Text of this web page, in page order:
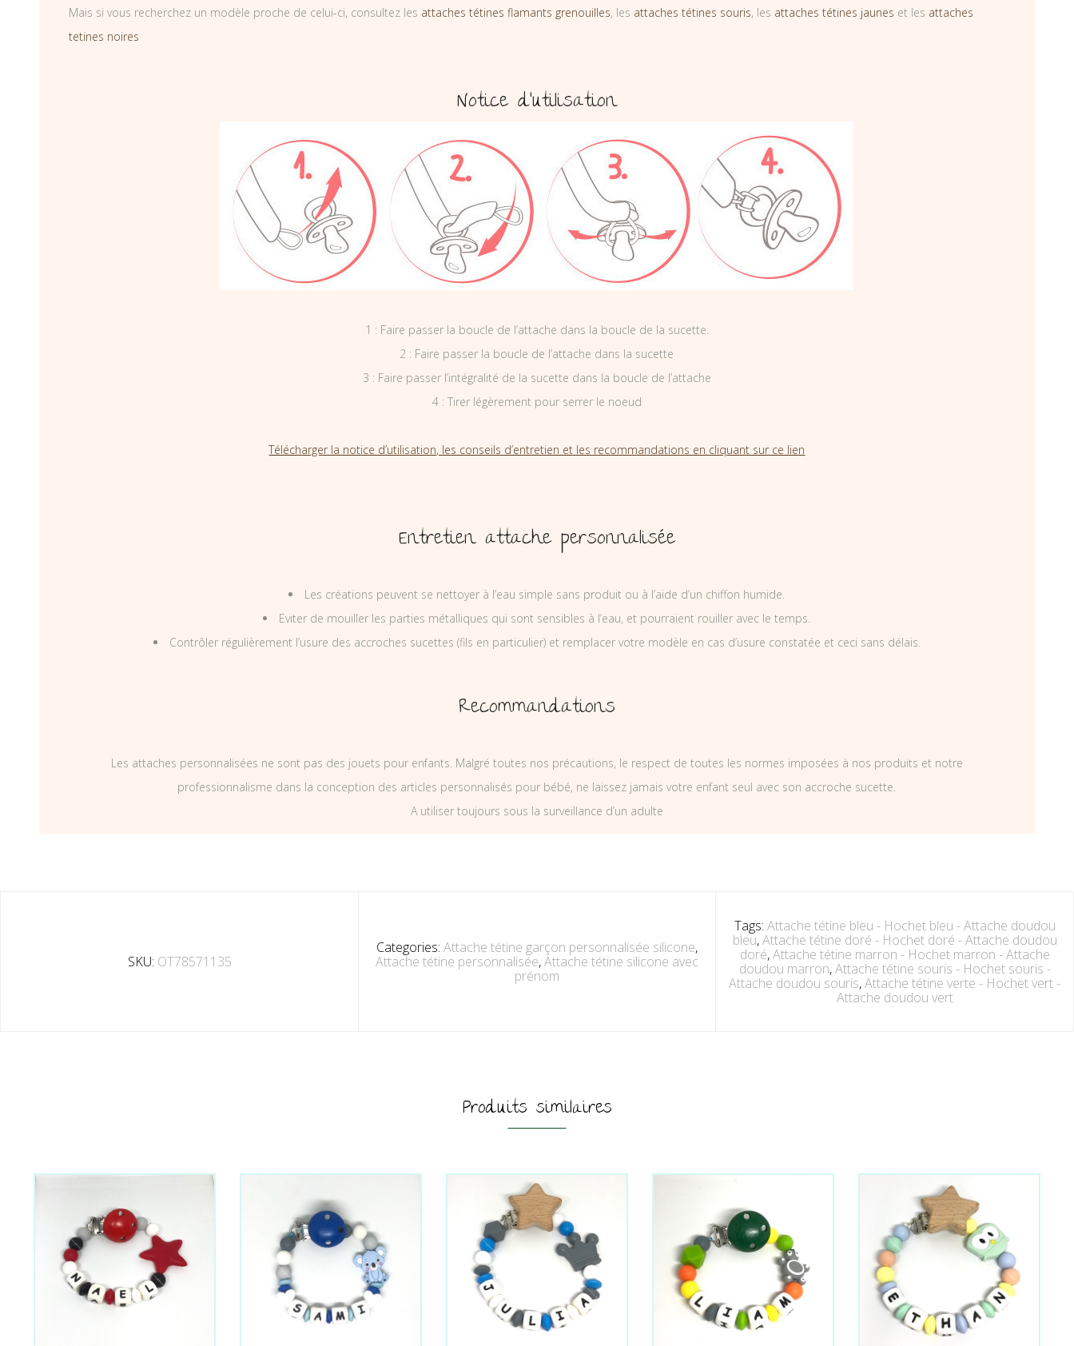
Mais si vous recherchez un modèle proche de celui-ci, consultez les attaches tétines flamants grenouilles, les attaches tétines souris, les attaches tétines jaunes et les attaches
tetines noires
Notice d’utilisation
1 : Faire passer la boucle de l’attache dans la boucle de la sucette.
2 : Faire passer la boucle de l’attache dans la sucette
3 : Faire passer l’intégralité de la sucette dans la boucle de l’attache
4 : Tirer légèrement pour serrer le noeud
Télécharger la notice d’utilisation, les conseils d’entretien et les recommandations en cliquant sur ce lien
Entretien attache personnalisée
Les créations peuvent se nettoyer à l’eau simple sans produit ou à l’aide d’un chiffon humide.
Eviter de mouiller les parties métalliques qui sont sensibles à l’eau, et pourraient rouiller avec le temps.
Contrôler régulièrement l’usure des accroches sucettes (fils en particulier) et remplacer votre modèle en cas d’usure constatée et ceci sans délais.
Recommandations
Les attaches personnalisées ne sont pas des jouets pour enfants. Malgré toutes nos précautions, le respect de toutes les normes imposées à nos produits et notre
professionnalisme dans la conception des articles personnalisés pour bébé, ne laissez jamais votre enfant seul avec son accroche sucette.
A utiliser toujours sous la surveillance d’un adulte
SKU: OT78571135
Categories: Attache tétine garçon personnalisée silicone,
Attache tétine personnalisée,Attache tétine silicone avec
prénom
Tags: Attache tétine bleu - Hochet bleu - Attache doudou
bleu,Attache tétine doré - Hochet doré - Attache doudou
doré,Attache tétine marron - Hochet marron - Attache
doudou marron,Attache tétine souris - Hochet souris -
Attache doudou souris,Attache tétine verte - Hochet vert -
Attache doudou vert
Produits similaires